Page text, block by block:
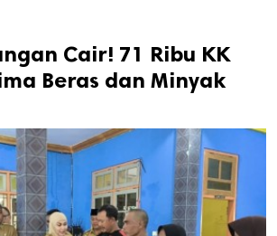
Cair! 71 Ribu KK
Beras dan Minyak